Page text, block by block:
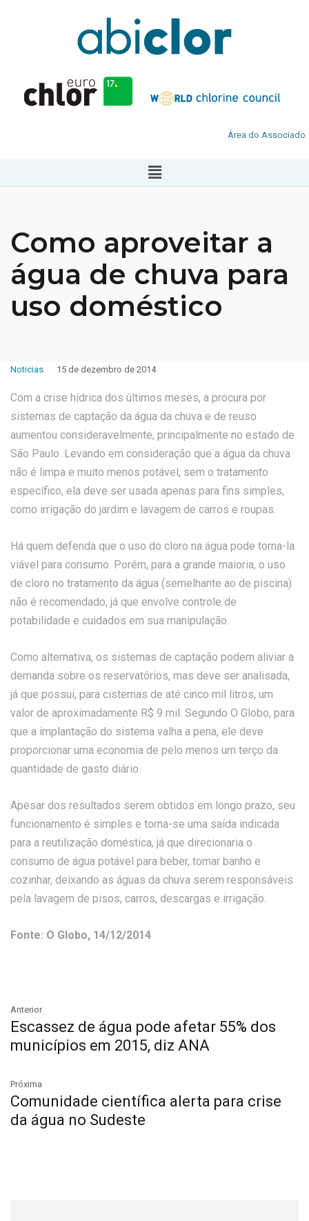
Área do Associado
Como aproveitar a
água de chuva para
uso doméstico
Noticias 15 de dezembro de 2014
Com a crise hídrica dos últimos meses, a procura por
sistemas de captação da água da chuva e de reuso
aumentou consideravelmente, principalmente no estado de
São Paulo. Levando em consideração que a água da chuva
não é limpa e muito menos potável, sem o tratamento
específico, ela deve ser usada apenas para fins simples,
como irrigação do jardim e lavagem de carros e roupas.
Há quem defenda que o uso do cloro na água pode torna-la
viável para consumo. Porém, para a grande maioria, o uso
de cloro no tratamento da água (semelhante ao de piscina)
não é recomendado, já que envolve controle de
potabilidade e cuidados em sua manipulação.
Como alternativa, os sistemas de captação podem aliviar a
demanda sobre os reservatórios, mas deve ser analisada,
já que possui, para cisternas de até cinco mil litros, um
valor de aproximadamente R$ 9 mil. Segundo O Globo, para
que a implantação do sistema valha a pena, ele deve
proporcionar uma economia de pelo menos um terço da
quantidade de gasto diário.
Apesar dos resultados serem obtidos em longo prazo, seu
funcionamento é simples e torna-se uma saída indicada
para a reutilização doméstica, já que direcionaria o
consumo de água potável para beber, tomar banho e
cozinhar, deixando as águas da chuva serem responsáveis
pela lavagem de pisos, carros, descargas e irrigação.
Fonte: O Globo, 14/12/2014
Anterior
Escassez de água pode afetar 55% dos
municípios em 2015, diz ANA
Próxima
Comunidade científica alerta para crise
da água no Sudeste